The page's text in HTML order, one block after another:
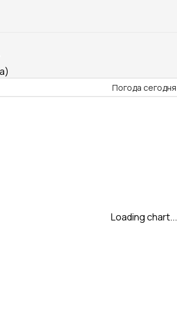
Погода сегодня
Loading chart...